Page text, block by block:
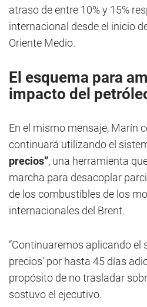
atraso de entre 10% y 15%
internacional desde el inicio
Oriente Medio.
El esquema para
impacto del
En el mismo mensaje, Marín
continuará utilizando el
precios”, una herramienta
marcha para desacoplar
de los combustibles de los
internacionales del Brent.
“Continuaremos aplicando el
precios’ por hasta 45 días
propósito de no trasladar
sostuvo el ejecutivo.